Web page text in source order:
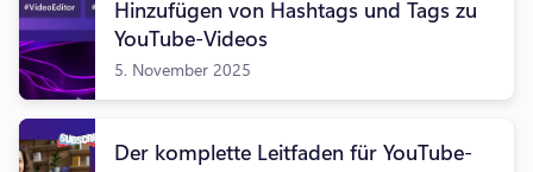
Hinzufügen von Hashtags und Tags zu
YouTube-Videos
5. November 2025
Der komplette Leitfaden für YouTube-